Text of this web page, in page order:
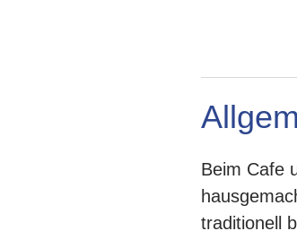
Beim Cafe
traditionell